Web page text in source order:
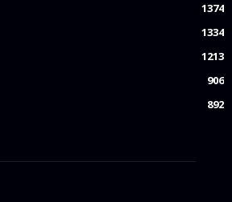
1374
1334
1213
906
892